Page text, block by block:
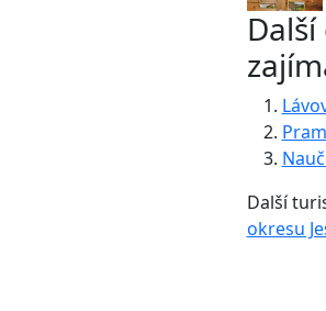
Další
okresu